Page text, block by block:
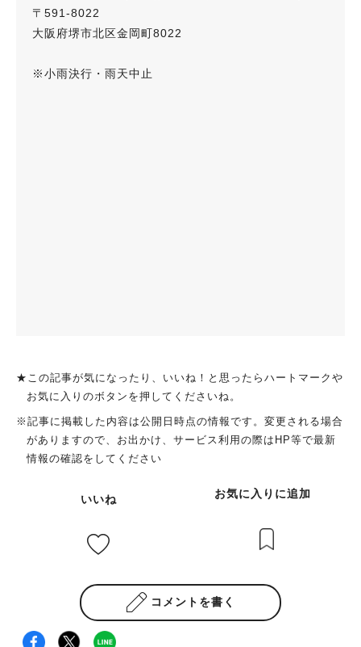
〒591-8022
大阪府堺市北区金岡町8022
※小雨決行・雨天中止
★この記事が気になったり、いいね！と思ったらハートマークや
お気に入りのボタンを押してくださいね。
※記事に掲載した内容は公開日時点の情報です。変更される場合
がありますので、お出かけ、サービス利用の際はHP等で最新
情報の確認をしてください
いいね お気に入りに追加
コメントを書く